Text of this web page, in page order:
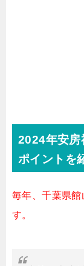
2024年安房
ポイントを
毎年、千葉県館
す。